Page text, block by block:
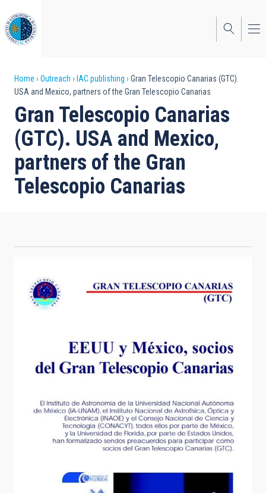
to
main
content
Breadcrumb
Home Outreach IAC publishing
Gran Telescopio Canarias (GTC).
USA and Mexico, partners of the Gran Telescopio Canarias
Gran Telescopio Canarias
(GTC). USA and Mexico,
partners of the Gran
Telescopio Canarias